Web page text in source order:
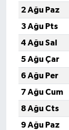
2 Ağu Paz
3 Ağu Pts
4 Ağu Sal
5 Ağu Çar
6 Ağu Per
7 Ağu Cum
8 Ağu Cts
9 Ağu Paz